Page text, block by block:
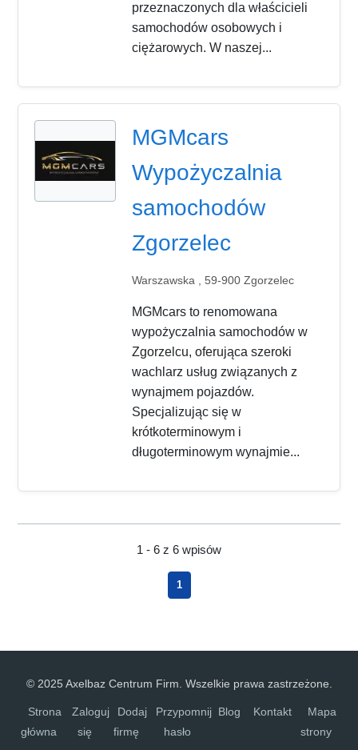
przeznaczonych dla właścicieli
samochodów osobowych i
ciężarowych. W naszej...
MGMcars
Wypożyczalnia
samochodów
Zgorzelec
Warszawska , 59-900 Zgorzelec
MGMcars to renomowana
wypożyczalnia samochodów w
Zgorzelcu, oferująca szeroki
wachlarz usług związanych z
wynajmem pojazdów.
Specjalizując się w
krótkoterminowym i
długoterminowym wynajmie...
1 - 6 z 6 wpisów
1
© 2025 Axelbaz Centrum Firm. Wszelkie prawa zastrzeżone.
Strona
główna
Zaloguj
się
Dodaj
firmę
Przypomnij
hasło
Blog Kontakt
Mapa
strony